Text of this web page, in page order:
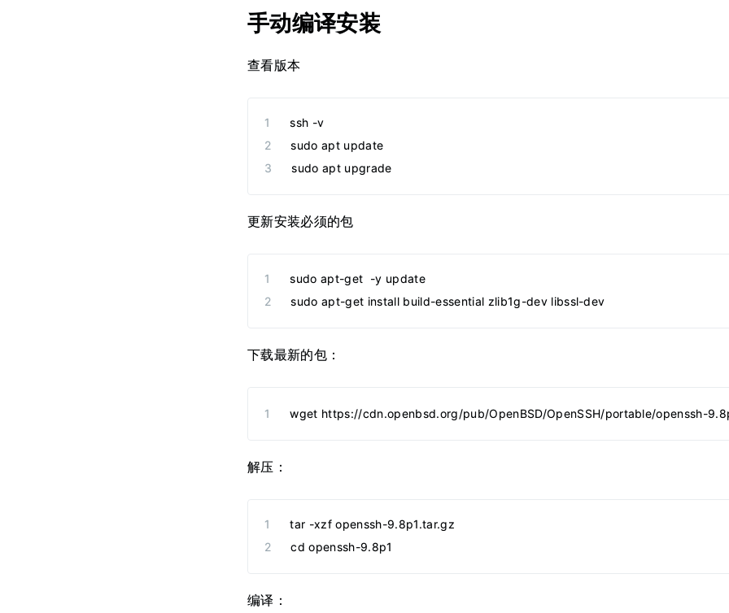
手动编译安装
查看版本
ssh -v
sudo apt update
sudo apt upgrade
更新安装必须的包
sudo apt-get  -y update
sudo apt-get install build-essential zlib1g-dev libssl-dev
下载最新的包：
wget https://cdn.openbsd.org/pub/OpenBSD/OpenSSH/portable/openssh-
解压：
tar -xzf openssh-9.8p1.tar.gz
cd openssh-9.8p1
编译：